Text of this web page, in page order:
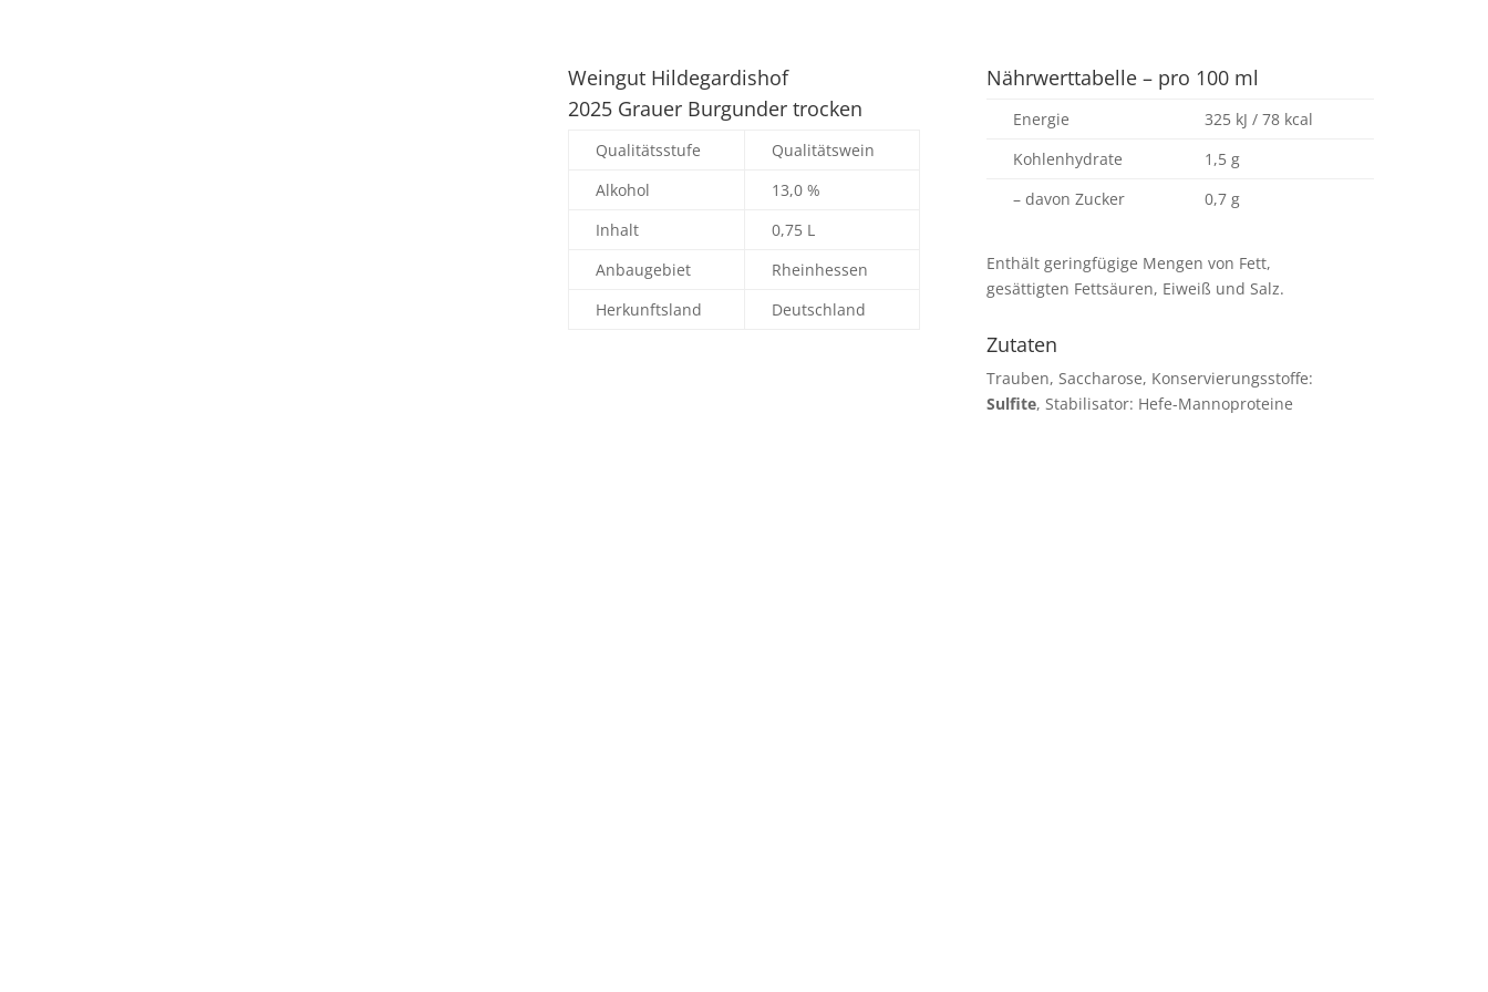
Weingut Hildegardishof
2025 Grauer Burgunder trocken
Qualitätsstufe
Qualitätswein
Alkohol
13,0 %
Inhalt
0,75 L
Anbaugebiet
Rheinhessen
Herkunftsland
Deutschland
Nährwerttabelle – pro 100 ml
Energie
325 kJ / 78 kcal
Kohlenhydrate
1,5 g
– davon Zucker
0,7 g
Enthält geringfügige Mengen von Fett,
gesättigten Fettsäuren, Eiweiß und Salz.
Zutaten
Trauben, Saccharose, Konservierungsstoffe:
Sulfite, Stabilisator: Hefe-Mannoproteine